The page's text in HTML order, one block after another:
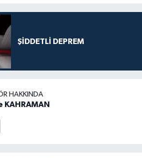
ŞİDDETLİ DEPREM
HAKKINDA
KAHRAMAN